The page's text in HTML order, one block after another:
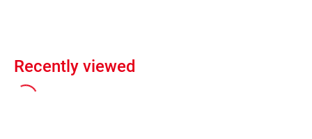
Recently viewed